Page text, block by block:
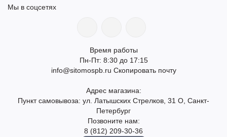
Мы в соцсетях
Время работы
Пн-Пт: 8:30 до 17:15
info@sitomospb.ru Скопировать почту
Адрес магазина:
Пункт самовывоза: ул. Латышских Стрелков, 31 О, Санкт-
Петербург
Позвоните нам:
8 (812) 209-30-36